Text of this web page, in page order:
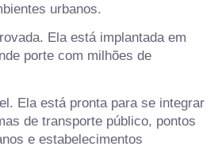
urbanos.
Ela está implantada em
porte com milhões de
Ela está pronta para se integrar
de transporte público, pontos
e estabelecimentos